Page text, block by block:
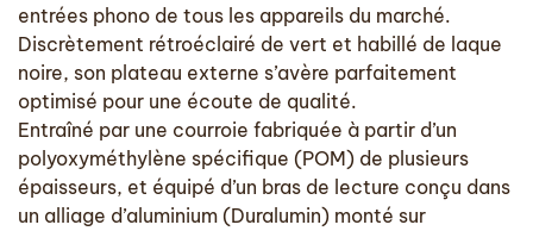
entrées phono de tous les appareils du marché.
Discrètement rétroéclairé de vert et habillé de laque
noire, son plateau externe s’avère parfaitement
optimisé pour une écoute de qualité.
Entraîné par une courroie fabriquée à partir d’un
polyoxyméthylène spécifique (POM) de plusieurs
épaisseurs, et équipé d’un bras de lecture conçu dans
un alliage d’aluminium (Duralumin) monté sur